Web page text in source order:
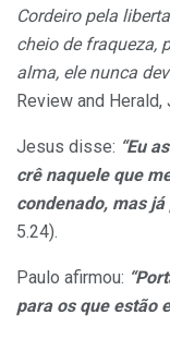
Cordeiro pela
cheio de fraqueza,
alma, ele nunca
Review and Herald,
Jesus disse: “Eu
crê naquele que
condenado, mas
5.24).
Paulo afirmou:
para os que estão